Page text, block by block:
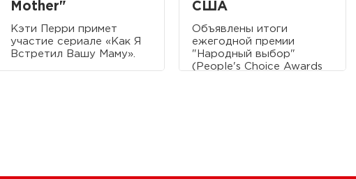
Mother"
Кэти Перри примет
участие сериале «Как Я
Встретил Вашу Маму».
США
Объявлены итоги
ежегодной премии
"Народный выбор"
(People's Choice Awards